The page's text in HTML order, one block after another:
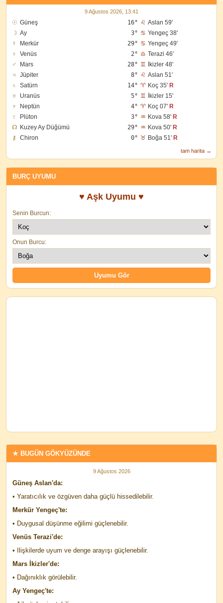
★ BUGÜN GÖKYÜZÜNDE
9 Ağustos 2026
Güneş Aslan'da:
• Yaratıcılık ve özgüven daha güçlü hissedilebilir.
Merkür Yengeç'te:
• Duygusal düşünme eğilimi güçlenebilir.
Venüs Terazi'de:
• Ilişkilerde uyum ve denge arayışı güçlenebilir.
Mars İkizler'de:
• Dağınıklık görülebilir.
Ay Yengeç'te:
9 Ağustos 2026, 13:41
☉ Güneş 16° ♌ Aslan 59'
☽ Ay 3° ♋ Yengeç 38'
☿
Merkür 29° ♋ Yengeç 49'
♀
Venüs 2° ♎ Terazi 46'
♂
Mars 28° ♊
İkizler 48'
♃
Jüpiter 8° ♌ Aslan 51'
♄
Satürn 14° ♈ Koç 35' R
♅
Uranüs 5° ♊
İkizler 15'
♆
Neptün 4° ♈ Koç 07' R
♇
Plüton 3° ♒ Kova 58' R
☊ Kuzey Ay Düğümü 29° ♒ Kova 50' R
⚷
Chiron 0° ♉ Boğa 51' R
tam harita →
BURÇ UYUMU
♥ Aşk Uyumu ♥
Senin Burcun:
Onun Burcu: